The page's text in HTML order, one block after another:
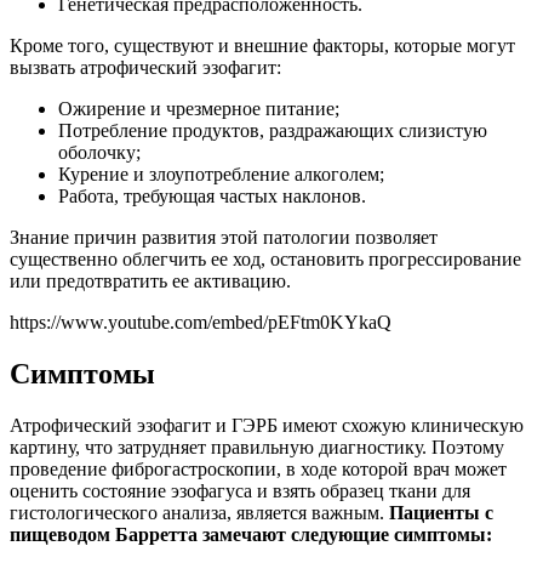
Кроме того, существуют и внешние факторы, которые могут
вызвать атрофический эзофагит:
Ожирение и чрезмерное питание;
Потребление продуктов, раздражающих слизистую
оболочку;
Курение и злоупотребление алкоголем;
Работа, требующая частых наклонов.
Знание причин развития этой патологии позволяет
существенно облегчить ее ход, остановить прогрессирование
или предотвратить ее активацию.
https://www.youtube.com/embed/pEFtm0KYkaQ
Симптомы
Атрофический эзофагит и ГЭРБ имеют схожую клиническую
картину, что затрудняет правильную диагностику. Поэтому
проведение фиброгастроскопии, в ходе которой врач может
оценить состояние эзофагуса и взять образец ткани для
гистологического анализа, является важным. Пациенты с
пищеводом Барретта замечают следующие симптомы: